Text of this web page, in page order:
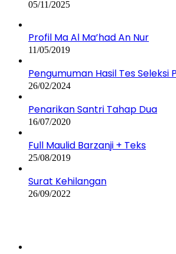
05/11/2025
Profil Ma Al Ma’had An Nur
11/05/2019
Pengumuman Hasil Tes Seleksi
26/02/2024
Penarikan Santri Tahap Dua
16/07/2020
Full Maulid Barzanji + Teks
25/08/2019
Surat Kehilangan
26/09/2022